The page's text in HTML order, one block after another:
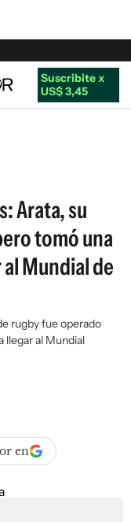
Suscribite x
US$ 3,45
Arata, su
tomó una
Mundial de
rugby fue operado
llegar al Mundial
en